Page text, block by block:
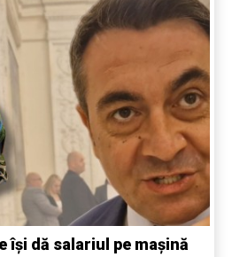
își dă salariul pe mașină